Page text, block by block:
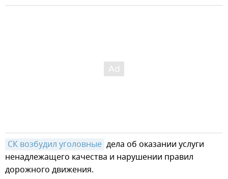
СК возбудил уголовные дела об оказании услуги
ненадлежащего качества и нарушении правил
дорожного движения.